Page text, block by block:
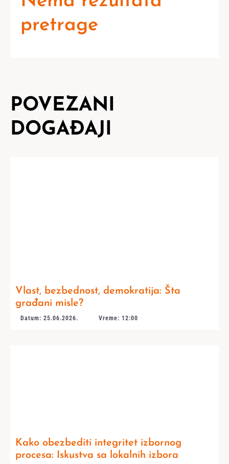
pretrage
POVEZANI
DOGAĐAJI
Vlast, bezbednost, demokratija: Šta
građani misle?
Datum: 25.06.2026. Vreme: 12:00
Kako obezbediti integritet izbornog
procesa: Iskustva sa lokalnih izbora